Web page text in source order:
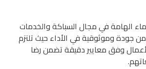
الهامة في مجال السباكة والخدمات
جودة وموثوقية في الأداء حيث تلتزم
وفق معايير دقيقة تضمن رضا